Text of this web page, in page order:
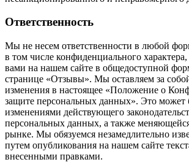
Ответственность
Мы не несем ответственности в любой
в том числе конфиденциального
вами на нашем сайте в общедоступной
странице «Отзывы». Мы оставляем за
изменения в настоящее «Положение о
защите персональных данных». Это может
изменениями действующего
персональных данных, а также
рынке. Мы обязуемся незамедлительно
путем опубликования на нашем сайте
внесенными правками.